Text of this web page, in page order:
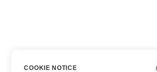
COOKIE NOTICE